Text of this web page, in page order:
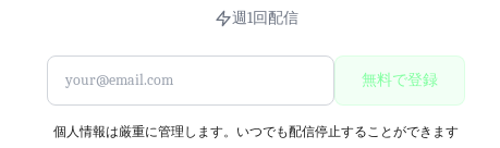
週1回配信
無料で登録
個人情報は厳重に管理します。いつでも配信停止することができます